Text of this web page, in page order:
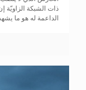
ذات الشبكة الزاويّة
الداعمة له هو ما